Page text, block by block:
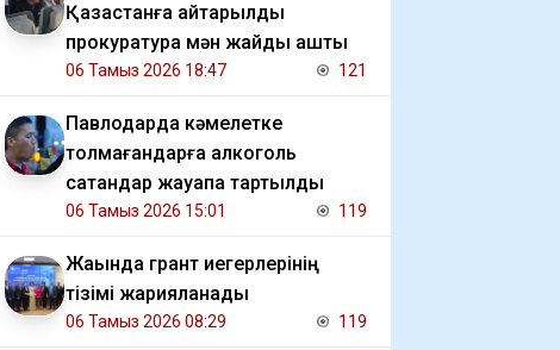
Қазақстанға қайтарылды
прокуратура мән жайды ашты
06 Тамыз 2026 18:47 121
Павлодарда кәмелетке
толмағандарға алкоголь
сатқандар жауапқа тартылды
06 Тамыз 2026 15:01 119
Жақында грант иегерлерінің
тізімі жарияланады
06 Тамыз 2026 08:29 119